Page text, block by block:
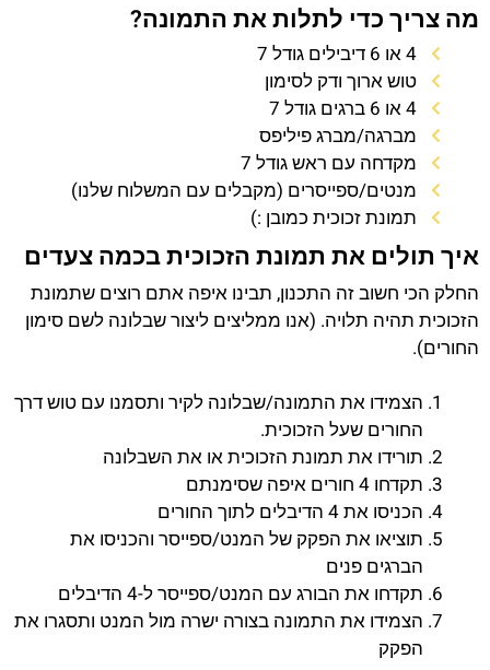
מה צריך כדי לתלות את התמונה?
4 או 6 דיבילים גודל 7
טוש ארוך ודק לסימון
4 או 6 ברגים גודל 7
מברגה/מברג פיליפס
מקדחה עם ראש גודל 7
מנטים/ספייסרים (מקבלים עם המשלוח שלנו)
תמונת זכוכית כמובן :)
איך תולים את תמונת הזכוכית בכמה צעדים
החלק הכי חשוב זה התכנון, תבינו איפה אתם רוצים שתמונת
הזכוכית תהיה תלויה. (אנו ממליצים ליצור שבלונה לשם סימון
החורים).
הצמידו את התמונה/שבלונה לקיר ותסמנו עם טוש דרך
החורים שעל הזכוכית.
תורידו את תמונת הזכוכית או את השבלונה
תקדחו 4 חורים איפה שסימנתם
הכניסו את 4 הדיבלים לתוך החורים
תוציאו את הפקק של המנט/ספייסר והכניסו את
הברגים פנים
תקדחו את הבורג עם המנט/ספייסר ל-4 הדיבלים
הצמידו את התמונה בצורה ישרה מול המנט ותסגרו את
הפקק